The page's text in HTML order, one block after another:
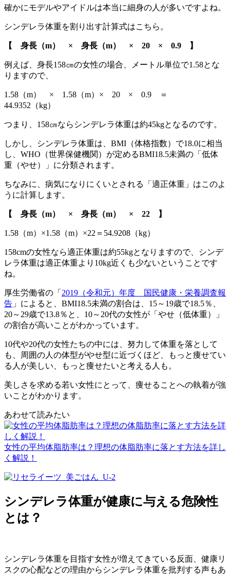
確かにモデルやアイドルは本当に細身の人が多いですよね。
シンデレラ体重を割り出す計算式はこちら。
【 身長（m） × 身長（m） × 20 × 0.9 】
例えば、身長158㎝の女性の場合、メートル単位で1.58とな
りますので、
1.58（m） × 1.58（m）× 20 × 0.9 ＝
44.9352（kg）
つまり、158㎝ならシンデレラ体重は約45kgとなるのです。
しかし、シンデレラ体重は、BMI（体格指数）で18.0に相当
し、WHO（世界保健機関）が定めるBMI18.5未満の「低体
重（やせ）
」に分類されます。
ちなみに、病気になりにくいとされる「 適正体重 」はこのよ
うに計算します。
【 身長（m） × 身長（m） × 22 】
1.58（m）×1.58（m）×22＝54.9208（kg）
158cmの女性なら適正体重は約55kgとなりますので、シンデ
レラ体重は適正体重より10kg近くも少ないということです
ね。
厚生労働省の「 2019（令和元）年度 国民健康・栄養調査報
告 」によると、BMI18.5未満の割合は、15～19歳で18.5％、
20～29歳で13.8％と、 10～20代の女性が 「やせ（低体重）」
の割合が高いことがわかっています。
10代や20代の女性たちの中には、努力して体重を落として
も、周囲の人の体型がやせ型に近づくほど、もっと痩せてい
る人が美しい、もっと痩せたいと考える人も。
美しさを求める若い女性にとって、 痩せることへの執着が強
いことがわかります。
あわせて読みたい
女性の平均体脂肪率は？理想の体脂肪率に落とす方法を詳し
く解説！
シンデレラ体重が健康に与える危険性
とは？
シンデレラ体重を目指す女性が増えてきている反面、 健康リ
スクの心配などの理由からシンデレラ体重を批判する声もあ